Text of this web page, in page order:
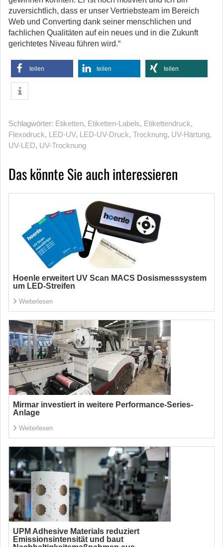
zuversichtlich, dass er unser Vertriebsteam im Bereich
Web und Converting dank seiner menschlichen und
fachlichen Qualitäten auf ein neues und in die Zukunft
gerichtetes Niveau führen wird.“
teilen teilen teilen
Schlagwörter: Etiketten, Etiketten-Labels, Etikettendruck,
Flexodruck, LED-UV, LED-UV-Druck, Trocknung, UV-Härtung,
UV-LED, UV-Trocknung
Das könnte Sie auch interessieren
Hoenle erweitert UV Scan MACS Dosismesssystem
um LED-Streifen
Weiterlesen
Mirmar investiert in weitere Performance-Series-
Anlage
Weiterlesen
UPM Adhesive Materials reduziert
Emissionsintensität und baut